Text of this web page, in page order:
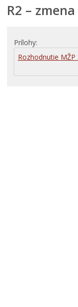
Odbory úradu
Projekty
Zmluvy, faktúry a
R2 –
Prílohy
Rozhodnutie